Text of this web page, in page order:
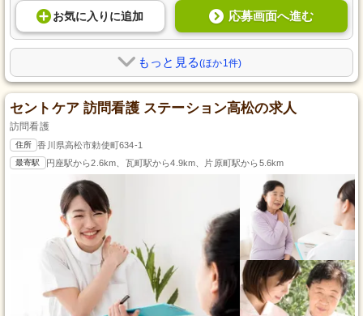
お気に入り に追加 応募画面へ進む
もっと見る(ほか1件)
セントケア 訪問看護 ステーション高松の求人
訪問看護
住所 香川県高松市勅使町634-1
最寄駅 円座駅から2.6km、瓦町駅から4.9km、片原町駅から5.6km